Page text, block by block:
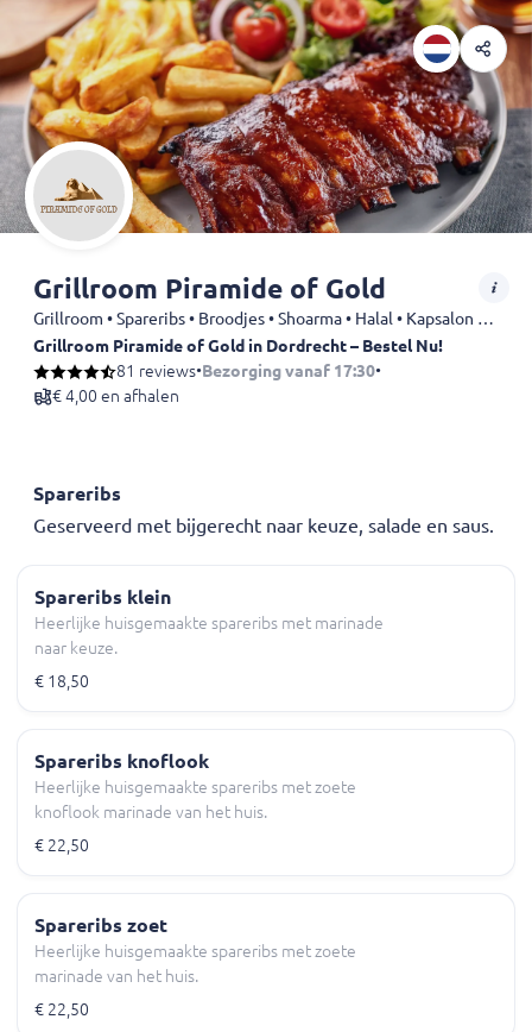
Grillroom Piramide of Gold
Grillroom • Spareribs • Broodjes • Shoarma • Halal • Kapsalon • Döner • Friet • Kebab • BBQ • Drankjes
Grillroom Piramide of Gold in Dordrecht – Bestel Nu!
Zin in een smaakexplosie? Probeer onze bestseller: halal
81 reviews•Bezorging vanaf 17:30•
€ 4,00 en afhalen
Spareribs
Geserveerd met bijgerecht naar keuze, salade en saus.
Spareribs klein
Heerlijke huisgemaakte spareribs met marinade
naar keuze.
€ 18,50
Spareribs knoflook
Heerlijke huisgemaakte spareribs met zoete
knoflook marinade van het huis.
€ 22,50
Spareribs zoet
Heerlijke huisgemaakte spareribs met zoete
marinade van het huis.
€ 22,50